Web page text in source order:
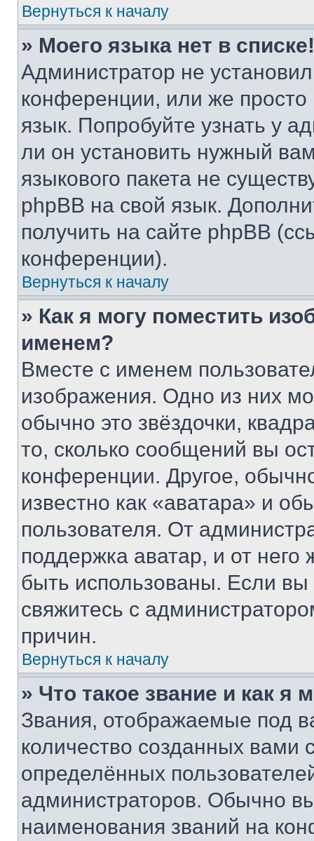
Вернуться к началу
» Моего языка нет в списке!
Администратор не
конференции, или же
язык. Попробуйте узнать у
ли он установить нужный
языкового пакета не
phpBB на свой язык.
получить на сайте phpBB
конференции).
Вернуться к началу
» Как я могу поместить
именем?
Вместе с именем
изображения. Одно из них
обычно это звёздочки,
то, сколько сообщений вы
конференции. Другое,
известно как «аватара» и
пользователя. От
поддержка аватар, и от него
быть использованы. Если
свяжитесь с
причин.
Вернуться к началу
» Что такое звание и как я
Звания, отображаемые под
количество созданных
определённых
администраторов. Обычно
наименования званий на